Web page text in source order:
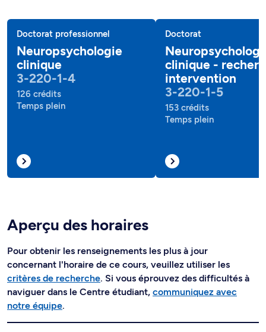
Doctorat professionnel
Neuropsychologie
clinique
3-220-1-4
126 crédits
Temps plein
Doctorat
clinique -
intervention
3-220-1-5
153 crédits
Temps plein
Aperçu des horaires
Pour obtenir les renseignements les plus à jour
concernant l'horaire de ce cours, veuillez utiliser les
critères de recherche. Si vous éprouvez des difficultés à
naviguer dans le Centre étudiant, communiquez avec
notre équipe.